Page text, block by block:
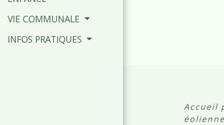
VIE COMMUNALE
INFOS PRATIQUES
Accueil